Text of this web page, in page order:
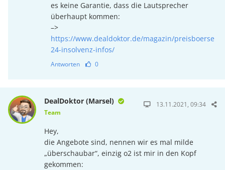
es keine Garantie, dass die Lautsprecher
überhaupt kommen:
–>
https://www.dealdoktor.de/magazin/preisboerse
24-insolvenz-infos/
Antworten 0
DealDoktor (Marsel)
Team
13.11.2021, 09:34
Hey,
die Angebote sind, nennen wir es mal milde
„überschaubar“, einzig o2 ist mir in den Kopf
gekommen: